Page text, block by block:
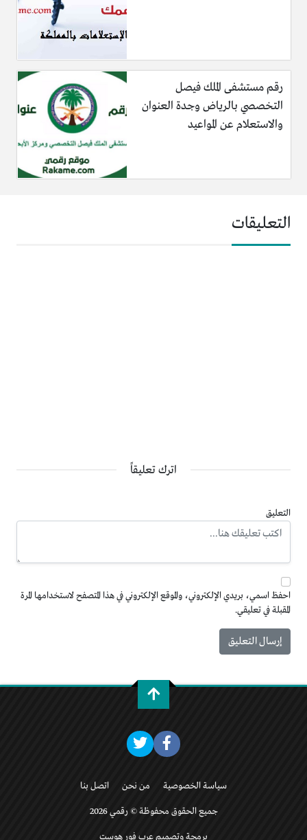
رقم مستشفى الملك فيصل
التخصصي بالرياض وجدة العنوان
والاستعلام عن المواعيد
التعليقات
اترك تعليقاً
التعليق
احفظ اسمي، بريدي الإلكتروني، والموقع الإلكتروني في هذا المتصفح لاستخدامها المرة
المقبلة في تعليقي.
سياسة الخصوصية من نحن اتصل بنا
جميع الحقوق محفوظة © رقمي 2026
برمجة وتصميم عرب فور هوست